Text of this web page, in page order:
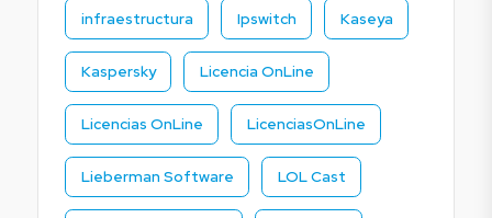
infraestructura Ipswitch Kaseya
Kaspersky Licencia OnLine
Licencias OnLine LicenciasOnLine
Lieberman Software LOL Cast